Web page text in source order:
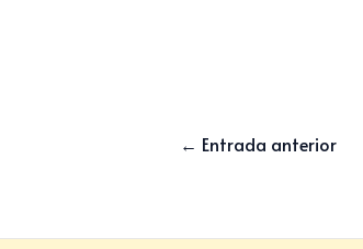
← Entrada anterior